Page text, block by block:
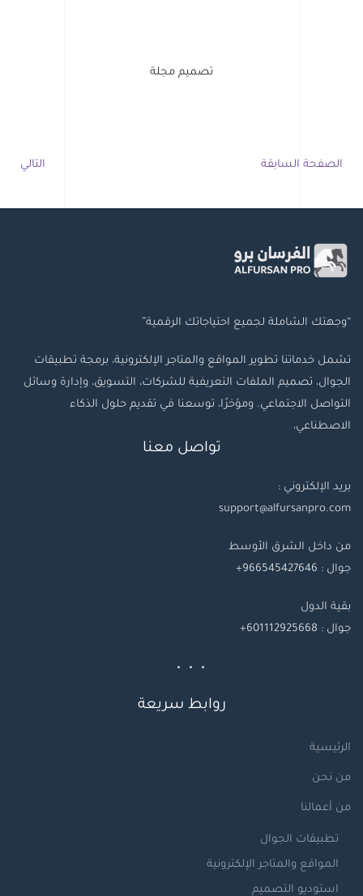
تصميم مجلة
الصفحة السابقة التالي
“وجهتك الشاملة لجميع احتياجاتك الرقمية”
تشمل خدماتنا تطوير المواقع والمتاجر الإلكترونية، برمجة تطبيقات
الجوال، تصميم الملفات التعريفية للشركات، التسويق، وإدارة وسائل
التواصل الاجتماعي. ومؤخرًا، توسعنا في تقديم حلول الذكاء
الاصطناعي،
تواصل معنا
بريد الإلكتروني :
support@alfursanpro.com
من داخل الشرق الأوسط
جوال : 966545427646+
بقية الدول
جوال : 601112925668+
روابط سريعة
الرئيسية
من نحن
من أعمالنا
تطبيقات الجوال
المواقع والمتاجر الإلكترونية
استوديو التصميم